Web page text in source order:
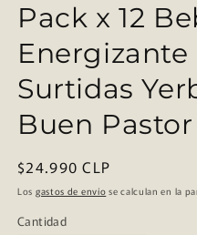
en
una
ventana
modal
Pack x 12
Energizante
Surtidas
Buen
Precio
habitual
$24.990 CLP
Los gastos de envío se calculan en la
Cantidad
Cantidad